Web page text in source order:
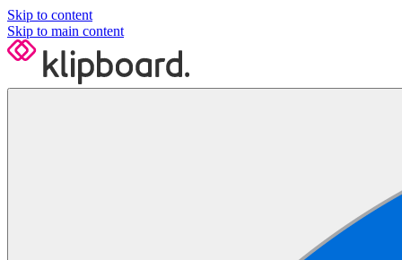
Skip to content
Skip to main content